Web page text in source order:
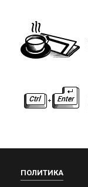
ПОЛИТИКА